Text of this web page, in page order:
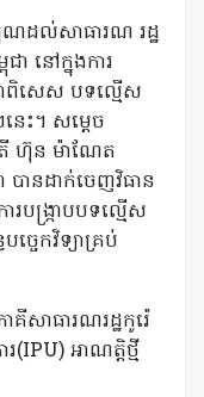
ណដល់សាធារណ រដ្ឋ
នៅក្នុងការ
ាពិសេស បទល្មើស
េះ។ សម្តេច
តី ហ៊ុន ម៉ាណែត
បានដាក់ចេញវិធាន
បង្រ្កាបបទល្មើស
ចេកវិទ្យាគ្រប់
គីសាធារណរដ្ឋកូរ៉េ
រ(IPU) អាណត្តិថ្មី